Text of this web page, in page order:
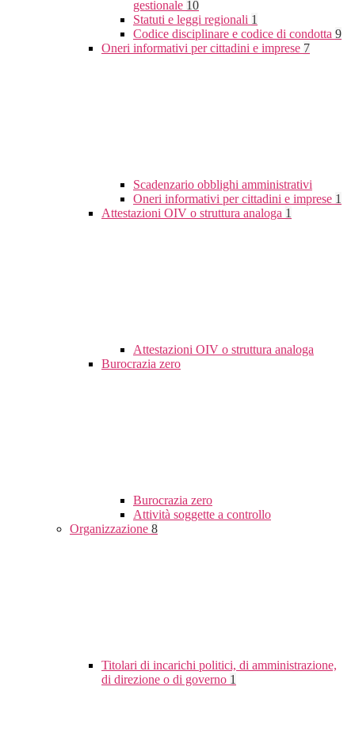
gestionale 10
Statuti e leggi regionali 1
Codice disciplinare e codice di condotta 9
Oneri informativi per cittadini e imprese 7
Scadenzario obblighi amministrativi
Oneri informativi per cittadini e imprese 1
Attestazioni OIV o struttura analoga 1
Attestazioni OIV o struttura analoga
Burocrazia zero
Burocrazia zero
Attività soggette a controllo
Organizzazione 8
Titolari di incarichi politici, di amministrazione,
di direzione o di governo 1